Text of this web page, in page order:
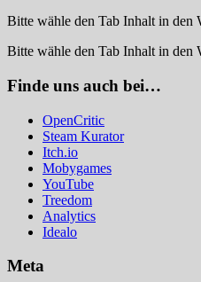
Bitte wähle den Tab Inhalt in den
Bitte wähle den Tab Inhalt in den
Finde uns auch bei…
OpenCritic
Steam Kurator
Itch.io
Mobygames
YouTube
Treedom
Analytics
Idealo
Meta